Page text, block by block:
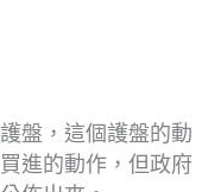
盤，這個護盤的動
進的動作，但政府